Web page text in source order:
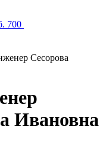
700
Сесорова
Ивановна